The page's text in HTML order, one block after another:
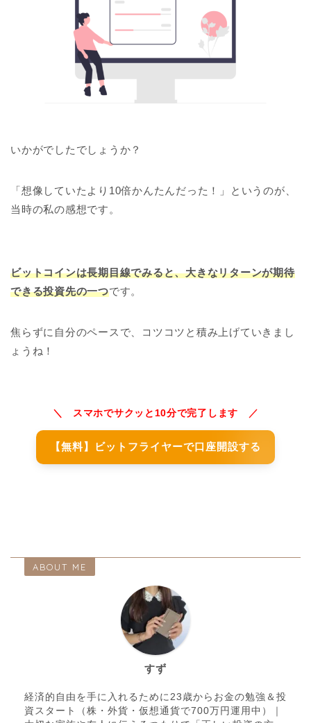
いかがでしたでしょうか？
「想像していたより10倍かんたんだった！」というのが、
当時の私の感想です。
ビットコインは長期目線でみると、大きなリターンが期待
できる投資先の一つです。
焦らずに自分のペースで、コツコツと積み上げていきまし
ょうね！
＼ スマホでサクッと10分で完了します ／
【無料】ビットフライヤーで口座開設する
ABOUT ME
すず
経済的自由を手に入れるために23歳からお金の勉強＆投
資スタート（株・外貨・仮想通貨で700万円運用中）｜